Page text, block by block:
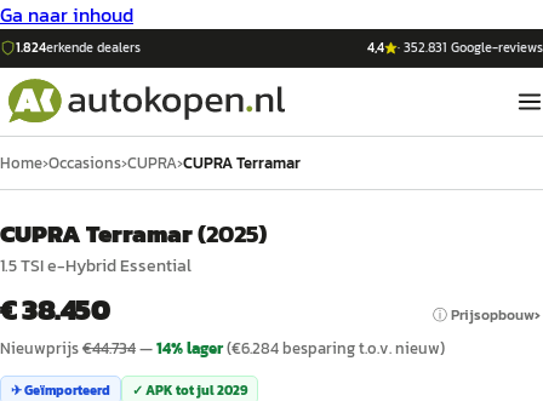
Ga naar inhoud
1.824erkende dealers 4,4 ·352.831 Google-reviews
Home›Occasions›CUPRA›CUPRA Terramar
CUPRA Terramar(2025)
1.5 TSI e-Hybrid Essential
€ 38.450 ⓘ Prijsopbouw
Nieuwprijs€44.734—14% lager(€6.284besparing t.o.v. nieuw)
✈ Geïmporteerd ✓ APK totjul 2029